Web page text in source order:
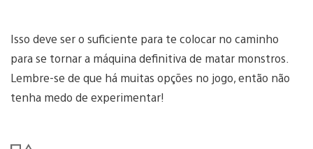
Isso deve ser o suficiente para te colocar no caminho
para se tornar a máquina definitiva de matar monstros.
Lembre-se de que há muitas opções no jogo, então não
tenha medo de experimentar!